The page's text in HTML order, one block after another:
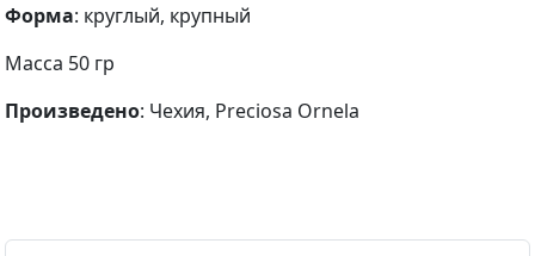
Форма: круглый, крупный
Масса 50 гр
Произведено: Чехия, Preciosa Ornela